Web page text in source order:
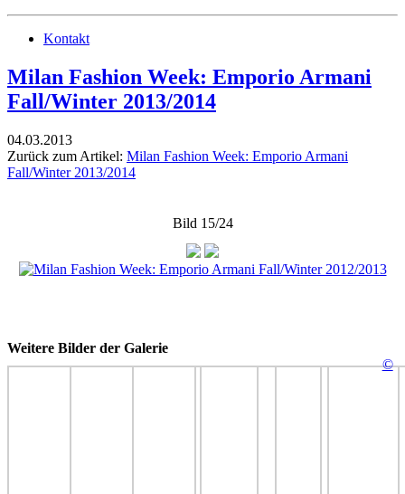
Kontakt
Milan Fashion Week: Emporio Armani
Fall/Winter 2013/2014
04.03.2013
Zurück zum Artikel: Milan Fashion Week: Emporio Armani
Fall/Winter 2013/2014
Bild 15/24
Weitere Bilder der Galerie
©